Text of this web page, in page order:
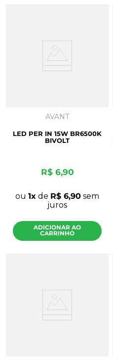
AVANT
LED PER IN 15W BR6500K
BIVOLT
R$ 6,90
ou 1 de R$ 6,90 sem
juros
ADICIONAR AO
CARRINHO